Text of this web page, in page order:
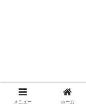
メニュー ホーム